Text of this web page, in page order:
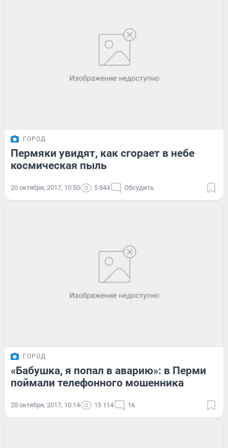
ГОРОД
Пермяки увидят, как сгорает в небе
космическая пыль
20 октября, 2017, 10:50 5 844 Обсудить
ГОРОД
«Бабушка, я попал в аварию»: в Перми
поймали телефонного мошенника
20 октября, 2017, 10:14 15 114 16